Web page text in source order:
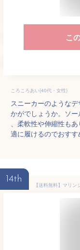
こ
ころころあい(40代・女性)
スニーカーのような
かがでしょうか。ソ
、柔軟性や伸縮性も
適に履けるのでおすす
14th